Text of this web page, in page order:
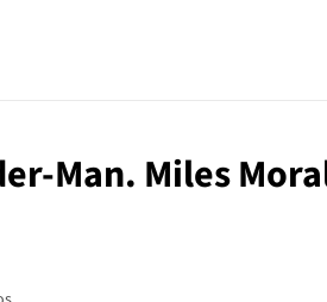
Man. Miles